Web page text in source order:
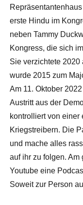
erste Hindu im
neben Tammy
Kongress, die sich
Sie verzichtete 2020
wurde 2015 zum
Am 11. Oktober
Austritt aus der
kontrolliert von
Kriegstreibern. Die
und mache alles
auf ihr zu folgen.
Youtube eine
Soweit zur Person